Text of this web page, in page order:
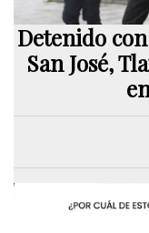
Detenido
San José,